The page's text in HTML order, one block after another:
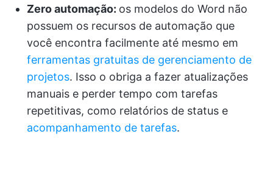
Zero automação: os modelos do Word não
possuem os recursos de automação que
você encontra facilmente até mesmo em
ferramentas gratuitas de gerenciamento de
projetos. Isso o obriga a fazer atualizações
manuais e perder tempo com tarefas
repetitivas, como relatórios de status e
acompanhamento de tarefas.